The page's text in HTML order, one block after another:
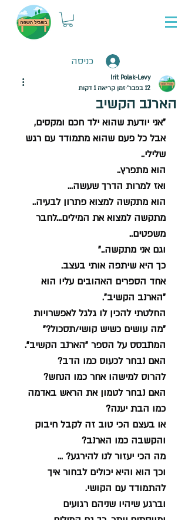
כניסה
הארנב הקשיב
Irit Polak-Levy
12 בפבר׳
זמן קריאה 1 דקות
"אני יודעת שהוא ילד חכם ומקסים,
אבל כל פעם שהוא מתמודד עם רגש
שלילי..
הוא מתפרץ..
ואז למרות הדרך שעשה...
הוא מתקשה למצוא פתרון לבעיה..
מתקשה למצוא את המילים...לחבר
משפטים..
וגם אני מתקשה.."
כך היא שיתפה אותי בעצב.
אחד הספרים האהובים עליו הוא
"הארנב הקשיב".
החלטתי להכין לו גלגל לאפשרויות
"מה עושים כשיש קושי/תסכול?"
המתבסס על הספר "הארנב הקשיב".
האם נבחר לכעוס כמו הדב?
להרוס למישהו אחר כמו הנחש?
האם נבחר לטמון את הראש באדמה
כמו הבת יענה?
או בעצם הכי טוב זה לקבל חיבוק
והקשבה כמו הארנב?
מה הכי יעזור לנו להירגע? ...
וכך הוא והיא יכולים לבחור איך
להתמודד עם הקושי.
וברגע שיהיו שניהם רגועים